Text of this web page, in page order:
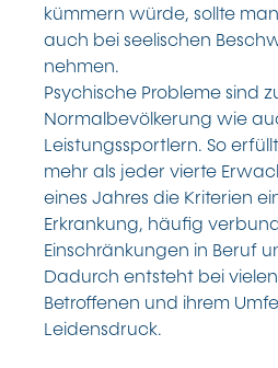
kümmern würde, sollte
auch bei seelischen
nehmen.
Psychische Probleme sind
Normalbevölkerung wie
Leistungssportlern. So
mehr als jeder vierte
eines Jahres die Kriterien
Erkrankung, häufig
Einschränkungen in Beruf
Dadurch entsteht bei
Betroffenen und ihrem
Leidensdruck.